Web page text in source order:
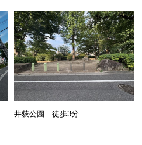
井荻公園 徒歩3分